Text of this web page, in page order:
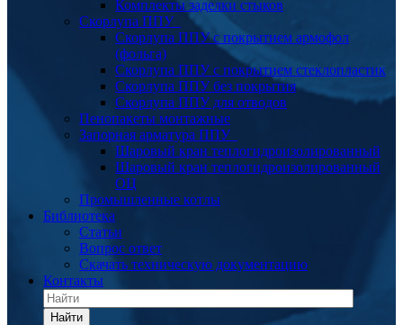
Комплекты заделки стыков
Скорлупа ППУ
Скорлупа ППУ с покрытием армофол
(фольга)
Скорлупа ППУ с покрытием стеклопластик
Скорлупа ППУ без покрытия
Скорлупа ППУ для отводов
Пенопакеты монтажные
Запорная арматура ППУ
Шаровый кран теплогидроизолированный
Шаровый кран теплогидроизолированный
ОЦ
Промышленные котлы
Библиотека
Статьи
Вопрос ответ
Скачать техническую документацию
Контакты
Найти